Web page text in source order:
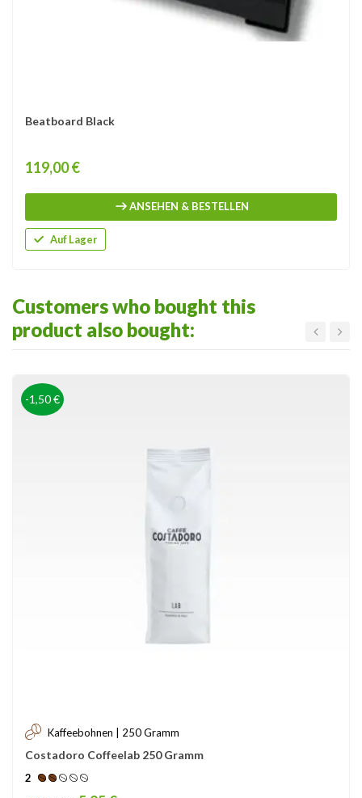
Beatboard Black
Price
119,00 €
ANSEHEN & BESTELLEN
Auf Lager
Customers who bought this
product also bought:
-1,50 €
Kaffeebohnen | 250 Gramm
Costadoro Coffeelab 250 Gramm
2